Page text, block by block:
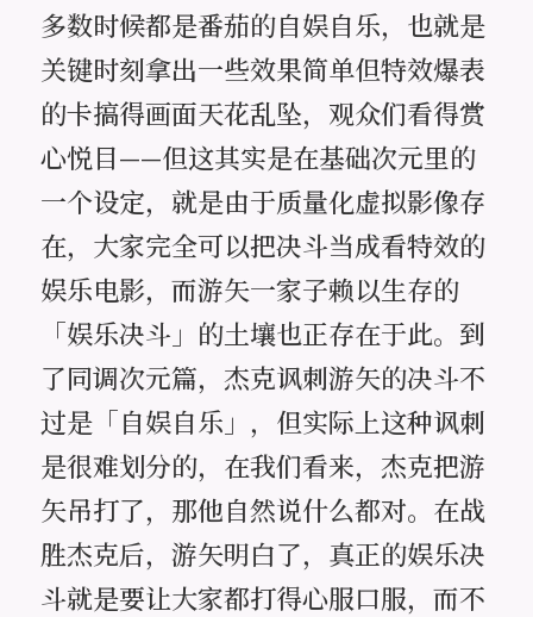
多数时候都是番茄的自娱自乐，也就是
关键时刻拿出一些效果简单但特效爆表
的卡搞得画面天花乱坠，观众们看得赏
心悦目——但这其实是在基础次元里的
一个设定，就是由于质量化虚拟影像存
在，大家完全可以把决斗当成看特效的
娱乐电影，而游矢一家子赖以生存的
「娱乐决斗」的土壤也正存在于此。到
了同调次元篇，杰克讽刺游矢的决斗不
过是「自娱自乐」，但实际上这种讽刺
是很难划分的，在我们看来，杰克把游
矢吊打了，那他自然说什么都对。在战
胜杰克后，游矢明白了，真正的娱乐决
斗就是要让大家都打得心服口服，而不